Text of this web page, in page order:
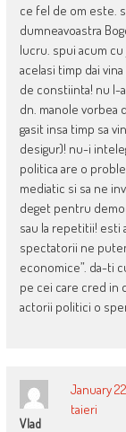
ce fel de om este.
dumneavoastra
lucru. spui acum
acelasi timp dai
de constiinta! nu l-
dn. manole vorbea
gasit insa timp sa
desigur)! nu-i
politica are o
mediatic si sa ne
deget pentru
sau la repetitii!
spectatorii ne
economice”. da-ti
pe cei care cred in
actorii politici o
Vlad
January
taieri